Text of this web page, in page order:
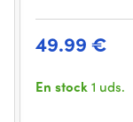
49.99 €
En stock1 uds.